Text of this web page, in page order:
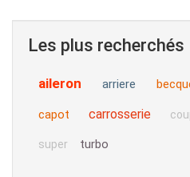
Les plus recherchés
aileron arriere
capot carrosserie
super turbo